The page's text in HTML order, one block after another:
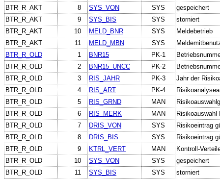
BTR_R_AKT
8 SYS_VON SYS
gespeichert
BTR_R_AKT
9 SYS_BIS SYS
storniert
BTR_R_AKT
10 MELD_BNR SYS
Meldebetrieb
BTR_R_AKT
11 MELD_MBN SYS
BTR_R_OLD
1 BNR15 PK-1
BTR_R_OLD
2 BNR15_UNCC PK-2
BTR_R_OLD
3 RIS_JAHR PK-3
Jahr der
BTR_R_OLD
4 RIS_ART PK-4
BTR_R_OLD
5 RIS_GRND MAN
BTR_R_OLD
6 RIS_MERK MAN
Risikoauswahl
BTR_R_OLD
7 DRIS_VON SYS
Risikoeintrag
BTR_R_OLD
8 DRIS_BIS SYS
Risikoeintrag
BTR_R_OLD
9 KTRL_VERT MAN
Kontroll-
BTR_R_OLD
10 SYS_VON SYS
gespeichert
BTR_R_OLD
11 SYS_BIS SYS storniert